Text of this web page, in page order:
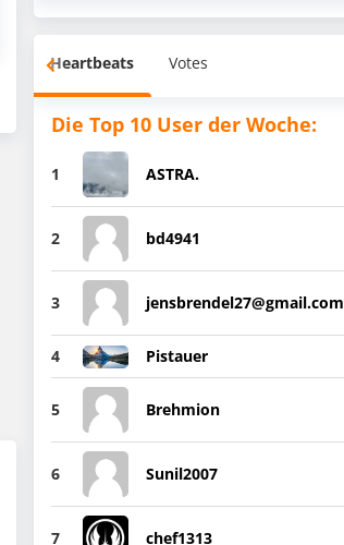
Heartbeats Votes
Die Top 10 User der Woche:
1 ASTRA.
2 bd4941
3 jensbrendel27@gmail.com
4 Pistauer
5 Brehmion
6 Sunil2007
7 chef1313